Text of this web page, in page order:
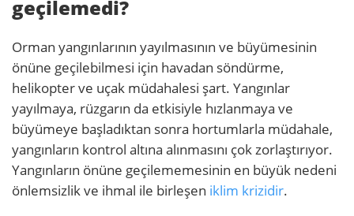
geçilemedi?
Orman yangınlarının yayılmasının ve büyümesinin
önüne geçilebilmesi için havadan söndürme,
helikopter ve uçak müdahalesi şart. Yangınlar
yayılmaya, rüzgarın da etkisiyle hızlanmaya ve
büyümeye başladıktan sonra hortumlarla müdahale,
yangınların kontrol altına alınmasını çok zorlaştırıyor.
Yangınların önüne geçilememesinin en büyük nedeni
önlemsizlik ve ihmal ile birleşen iklim krizidir.